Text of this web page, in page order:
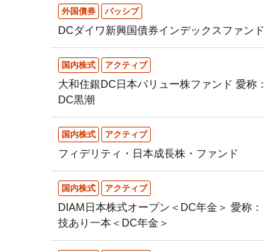
外国債券 パッシブ
DCダイワ新興国債券インデックスファンド
国内株式 アクティブ
大和住銀DC日本バリュー株ファンド 愛称：
DC黒潮
国内株式 アクティブ
フィデリティ・日本成長株・ファンド
国内株式 アクティブ
DIAM日本株式オープン＜DC年金＞ 愛称：
技あり一本＜DC年金＞